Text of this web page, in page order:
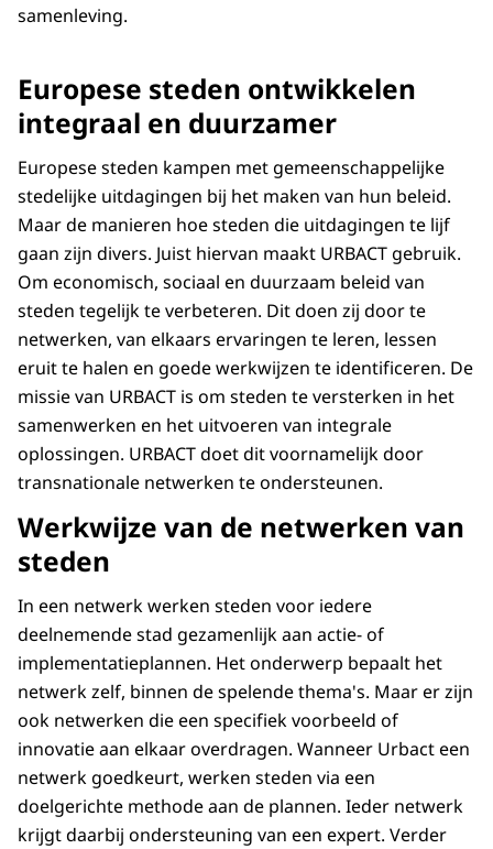
samenleving.
Europese steden ontwikkelen
integraal en duurzamer
Europese steden kampen met gemeenschappelijke
stedelijke uitdagingen bij het maken van hun beleid.
Maar de manieren hoe steden die uitdagingen te lijf
gaan zijn divers. Juist hiervan maakt URBACT gebruik.
Om economisch, sociaal en duurzaam beleid van
steden tegelijk te verbeteren. Dit doen zij door te
netwerken, van elkaars ervaringen te leren, lessen
eruit te halen en goede werkwijzen te identificeren. De
missie van URBACT is om steden te versterken in het
samenwerken en het uitvoeren van integrale
oplossingen. URBACT doet dit voornamelijk door
transnationale netwerken te ondersteunen.
Werkwijze van de netwerken van
steden
In een netwerk werken steden voor iedere
deelnemende stad gezamenlijk aan actie- of
implementatieplannen. Het onderwerp bepaalt het
netwerk zelf, binnen de spelende thema's. Maar er zijn
ook netwerken die een specifiek voorbeeld of
innovatie aan elkaar overdragen. Wanneer Urbact een
netwerk goedkeurt, werken steden via een
doelgerichte methode aan de plannen. Ieder netwerk
krijgt daarbij ondersteuning van een expert. Verder